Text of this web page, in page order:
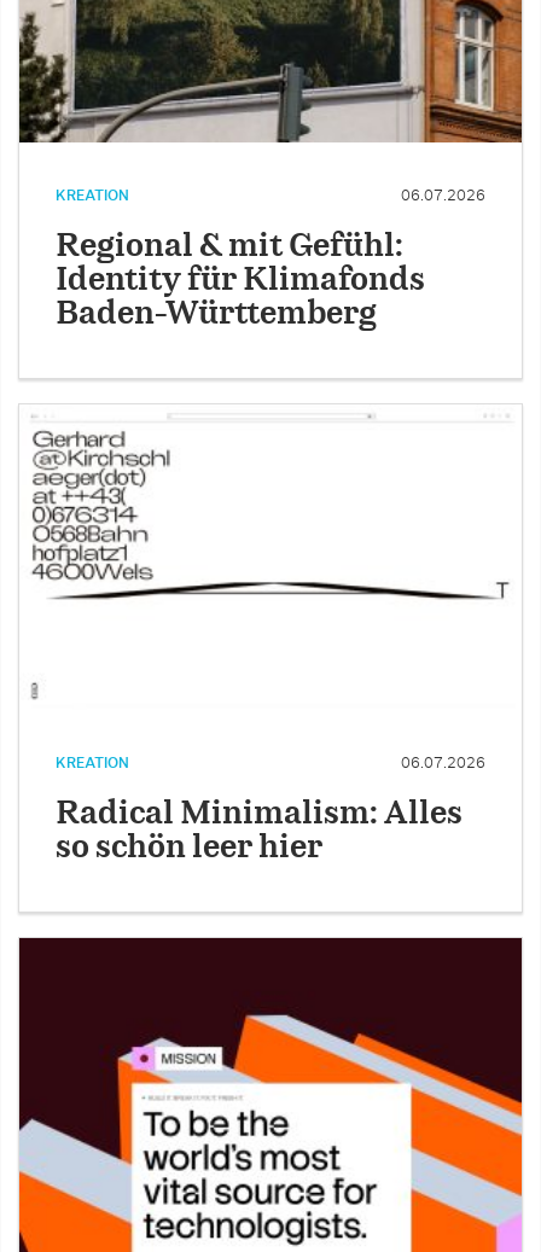
KREATION 06.07.2026
Regional & mit Gefühl:
Identity für Klimafonds
Baden-Württemberg
KREATION 06.07.2026
Radical Minimalism: Alles
so schön leer hier